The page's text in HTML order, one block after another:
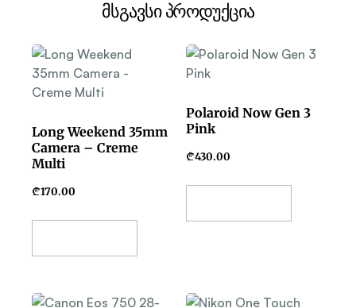
მსგავსი პროდუქცია
Long Weekend 35mm
Camera – Creme
Multi
₾170.00
Polaroid Now Gen 3
Pink
₾430.00